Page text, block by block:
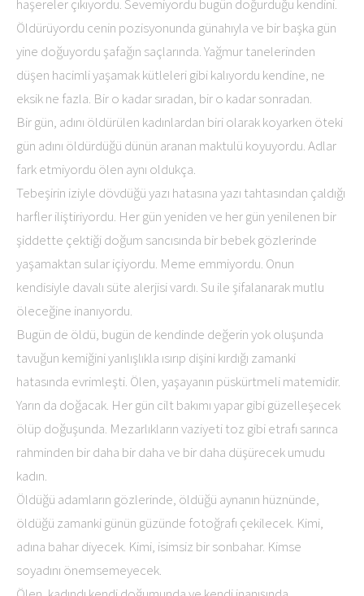
haşereler çıkıyordu. Sevemiyordu bugün doğurduğu kendini.
Öldürüyordu cenin pozisyonunda günahıyla ve bir başka gün
yine doğuyordu şafağın saçlarında. Yağmur tanelerinden
düşen hacimli yaşamak kütleleri gibi kalıyordu kendine, ne
eksik ne fazla. Bir o kadar sıradan, bir o kadar sonradan.
Bir gün, adını öldürülen kadınlardan biri olarak koyarken öteki
gün adını öldürdüğü dünün aranan maktulü koyuyordu. Adlar
fark etmiyordu ölen aynı oldukça.
Tebeşirin iziyle dövdüğü yazı hatasına yazı tahtasından çaldığı
harfler iliştiriyordu. Her gün yeniden ve her gün yenilenen bir
şiddette çektiği doğum sancısında bir bebek gözlerinde
yaşamaktan sular içiyordu. Meme emmiyordu. Onun
kendisiyle davalı süte alerjisi vardı. Su ile şifalanarak mutlu
öleceğine inanıyordu.
Bugün de öldü, bugün de kendinde değerin yok oluşunda
tavuğun kemiğini yanlışlıkla ısırıp dişini kırdığı zamanki
hatasında evrimleşti. Ölen, yaşayanın püskürtmeli matemidir.
Yarın da doğacak. Her gün cilt bakımı yapar gibi güzelleşecek
ölüp doğuşunda. Mezarlıkların vaziyeti toz gibi etrafı sarınca
rahminden bir daha bir daha ve bir daha düşürecek umudu
kadın.
Öldüğü adamların gözlerinde, öldüğü aynanın hüznünde,
öldüğü zamanki günün güzünde fotoğrafı çekilecek. Kimi,
adına bahar diyecek. Kimi, isimsiz bir sonbahar. Kimse
soyadını önemsemeyecek.